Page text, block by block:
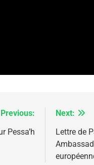
Previous:
Pessa’h
Next:
Lettre de
RÉSILIENTE :